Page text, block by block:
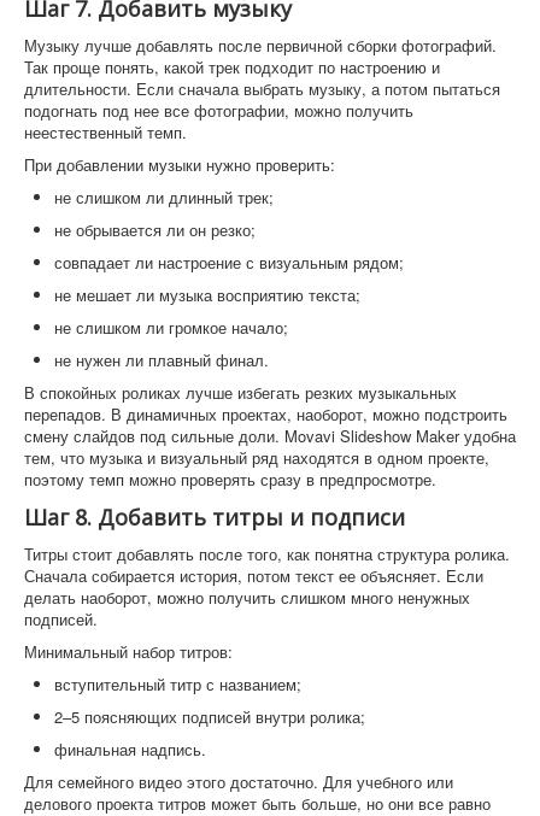
Шаг 7. Добавить музыку
Музыку лучше добавлять после первичной сборки фотографий.
Так проще понять, какой трек подходит по настроению и
длительности. Если сначала выбрать музыку, а потом пытаться
подогнать под нее все фотографии, можно получить
неестественный темп.
При добавлении музыки нужно проверить:
не слишком ли длинный трек;
не обрывается ли он резко;
совпадает ли настроение с визуальным рядом;
не мешает ли музыка восприятию текста;
не слишком ли громкое начало;
не нужен ли плавный финал.
В спокойных роликах лучше избегать резких музыкальных
перепадов. В динамичных проектах, наоборот, можно подстроить
смену слайдов под сильные доли. Movavi Slideshow Maker удобна
тем, что музыка и визуальный ряд находятся в одном проекте,
поэтому темп можно проверять сразу в предпросмотре.
Шаг 8. Добавить титры и подписи
Титры стоит добавлять после того, как понятна структура ролика.
Сначала собирается история, потом текст ее объясняет. Если
делать наоборот, можно получить слишком много ненужных
подписей.
Минимальный набор титров:
вступительный титр с названием;
2–5 поясняющих подписей внутри ролика;
финальная надпись.
Для семейного видео этого достаточно. Для учебного или
делового проекта титров может быть больше, но они все равно